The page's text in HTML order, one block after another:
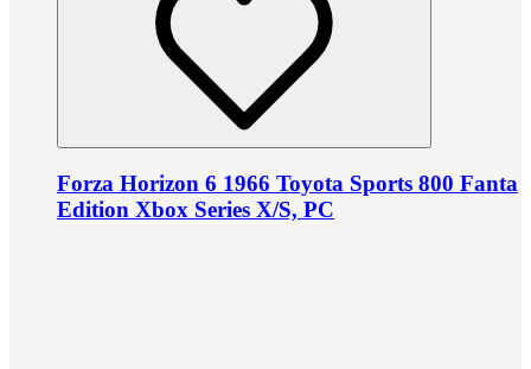
Forza Horizon 6 1966 Toyota Sports 800 Fanta
Edition Xbox Series X/S, PC